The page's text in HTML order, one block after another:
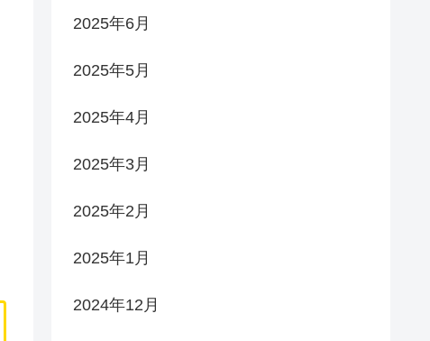
2025年6月
2025年5月
2025年4月
2025年3月
2025年2月
2025年1月
2024年12月